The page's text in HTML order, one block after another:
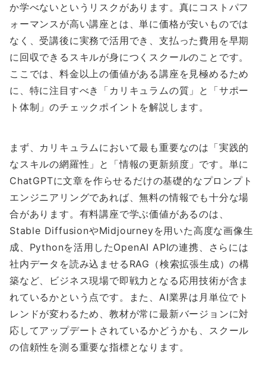
か学べないというリスクがあります。真にコストパフ
ォーマンスが高い講座とは、単に価格が安いものでは
なく、受講後に実務で活用でき、支払った費用を早期
に回収できるスキルが身につくスクールのことです。
ここでは、料金以上の価値がある講座を見極めるため
に、特に注目すべき「カリキュラムの質」と「サポー
ト体制」のチェックポイントを解説します。
まず、カリキュラムにおいて最も重要なのは「実践的
なスキルの網羅性」と「情報の更新頻度」です。単に
ChatGPTに文章を作らせるだけの基礎的なプロンプト
エンジニアリングであれば、無料の情報でも十分な場
合があります。有料講座で学ぶ価値があるのは、
Stable DiffusionやMidjourneyを用いた高度な画像生
成、Pythonを活用したOpenAI APIの連携、さらには
社内データを読み込ませるRAG（検索拡張生成）の構
築など、ビジネス現場で即戦力となる応用技術が含ま
れているかという点です。また、AI業界は月単位でト
レンドが変わるため、教材が常に最新バージョンに対
応してアップデートされているかどうかも、スクール
の信頼性を測る重要な指標となります。